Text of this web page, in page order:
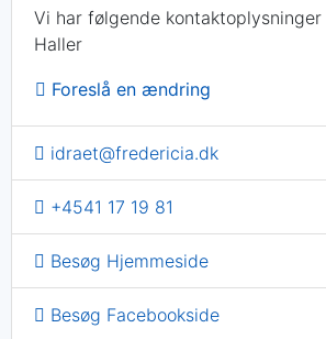
Vi har følgende
Haller
Foreslå en ændring
idraet@fredericia.dk
+4541 17 19 81
Besøg Hjemmeside
Besøg Facebookside